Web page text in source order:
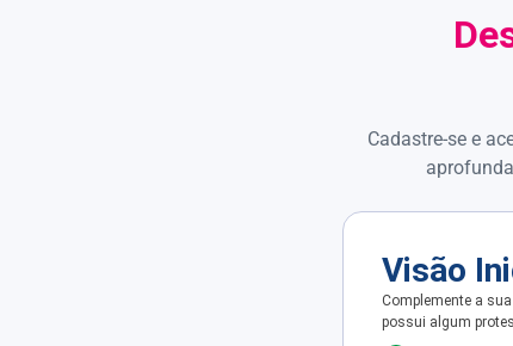
Cadastre-se e
Visão
Complemente a
possui algum